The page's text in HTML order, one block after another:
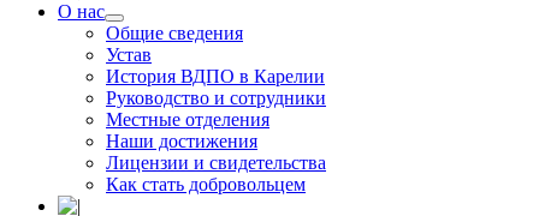
О нас
Общие сведения
Устав
История ВДПО в Карелии
Руководство и сотрудники
Местные отделения
Наши достижения
Лицензии и свидетельства
Как стать добровольцем